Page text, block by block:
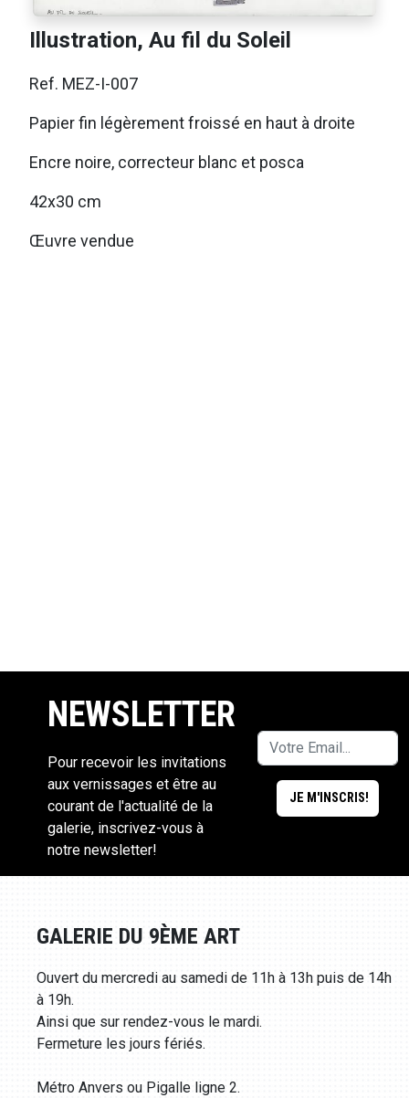
Illustration, Au fil du Soleil
Ref. MEZ-I-007
Papier fin légèrement froissé en haut à droite
Encre noire, correcteur blanc et posca
42x30 cm
Œuvre vendue
NEWSLETTER
Pour recevoir les invitations
aux vernissages et être au
courant de l'actualité de la
galerie, inscrivez-vous à
notre newsletter!
GALERIE DU 9ÈME ART
Ouvert du mercredi au samedi de 11h à 13h puis de 14h
à 19h.
Ainsi que sur rendez-vous le mardi.
Fermeture les jours fériés.
Métro Anvers ou Pigalle ligne 2.